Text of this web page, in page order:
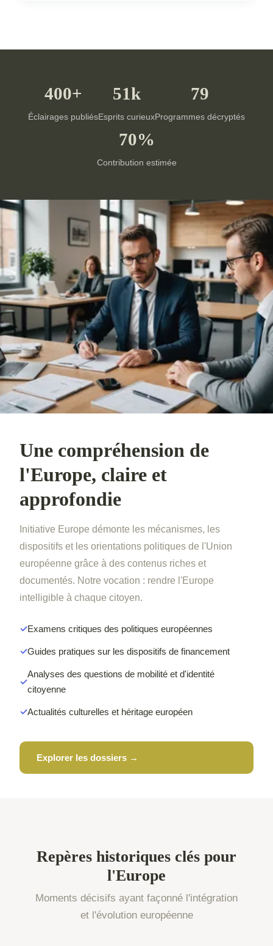
400+
Éclairages publiés
51k
Esprits curieux
79
Programmes décryptés
70%
Contribution estimée
Une compréhension de
l'Europe, claire et
approfondie
Initiative Europe démonte les mécanismes, les
dispositifs et les orientations politiques de l'Union
européenne grâce à des contenus riches et
documentés. Notre vocation : rendre l'Europe
intelligible à chaque citoyen.
Examens critiques des politiques européennes
Guides pratiques sur les dispositifs de financement
Analyses des questions de mobilité et d'identité
citoyenne
Actualités culturelles et héritage européen
Explorer les dossiers →
Repères historiques clés pour
l'Europe
Moments décisifs ayant façonné l'intégration
et l'évolution européenne